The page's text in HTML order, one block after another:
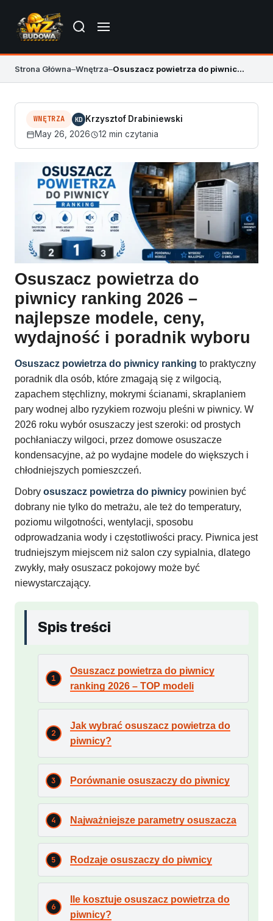
Strona Główna–Wnętrza– Osuszacz powietrza do piwnicy ranking 2026
WNĘTRZA KD Krzysztof Drabiniewski
May 26, 2026
12 min czytania
Osuszacz powietrza do
piwnicy ranking 2026 –
najlepsze modele, ceny,
wydajność i poradnik wyboru
Osuszacz powietrza do piwnicy ranking to praktyczny
poradnik dla osób, które zmagają się z wilgocią,
zapachem stęchlizny, mokrymi ścianami, skraplaniem
pary wodnej albo ryzykiem rozwoju pleśni w piwnicy. W
2026 roku wybór osuszaczy jest szeroki: od prostych
pochłaniaczy wilgoci, przez domowe osuszacze
kondensacyjne, aż po wydajne modele do większych i
chłodniejszych pomieszczeń.
Dobry osuszacz powietrza do piwnicy powinien być
dobrany nie tylko do metrażu, ale też do temperatury,
poziomu wilgotności, wentylacji, sposobu
odprowadzania wody i częstotliwości pracy. Piwnica jest
trudniejszym miejscem niż salon czy sypialnia, dlatego
zwykły, mały osuszacz pokojowy może być
niewystarczający.
Spis treści
Osuszacz powietrza do piwnicy
ranking 2026 – TOP modeli
Jak wybrać osuszacz powietrza do
piwnicy?
Porównanie osuszaczy do piwnicy
Najważniejsze parametry osuszacza
Rodzaje osuszaczy do piwnicy
Ile kosztuje osuszacz powietrza do
piwnicy?